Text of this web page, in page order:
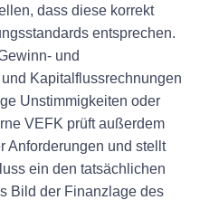
dass diese korrekt
entsprechen.
und
Kapitalflussrechnungen
Unstimmigkeiten oder
VEFK prüft außerdem
Anforderungen und stellt
ein den tatsächlichen
Bild der Finanzlage des